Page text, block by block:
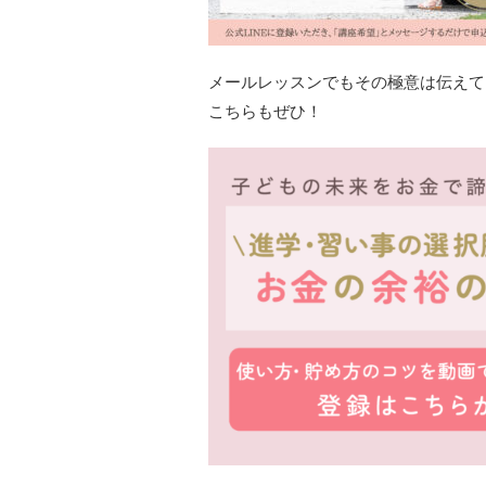
メールレッスンでもその極意は伝え
こちらもぜひ！